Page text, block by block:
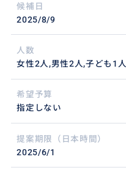
候補日
2025/8/9
人数
女性2人,男性2人,子ども1人
希望予算
指定しない
提案期限（日本時間）
2025/6/1